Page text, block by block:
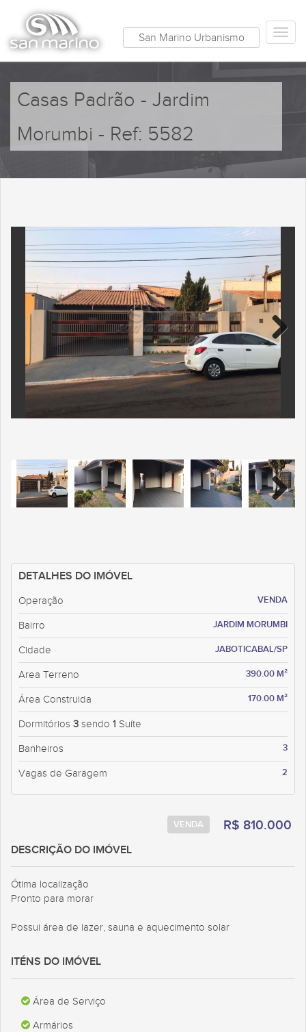
San Marino Urbanismo
Casas Padrão - Jardim
Morumbi - Ref: 5582
DETALHES DO IMÓVEL
Operação VENDA
Bairro JARDIM MORUMBI
Cidade JABOTICABAL/SP
Area Terreno 390.00 M²
Área Construida 170.00 M²
Dormitórios 3 sendo 1 Suíte
Banheiros 3
Vagas de Garagem 2
R$ 810.000
VENDA
DESCRIÇÃO DO IMÓVEL
Ótima localização
Pronto para morar
Possui área de lazer, sauna e aquecimento solar
ITÉNS DO IMÓVEL
Área de Serviço
Armários